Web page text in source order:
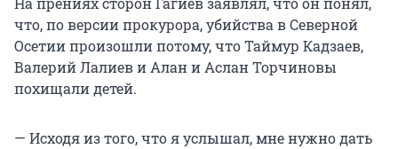
что, по версии прокурора, убийства в Северной
Осетии произошли потому, что Таймур Кадзаев,
Валерий Лалиев и Алан и Аслан Торчиновы
похищали детей.
— Исходя из того, что я услышал, мне нужно дать